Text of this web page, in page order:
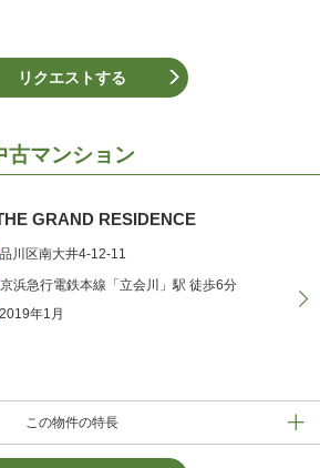
リクエストする
古マンション
GRAND RESIDENCE
この物件の特長
品川区南大井4-12-11
京浜急行電鉄本線「立会川」駅 徒歩6分
2019年1月